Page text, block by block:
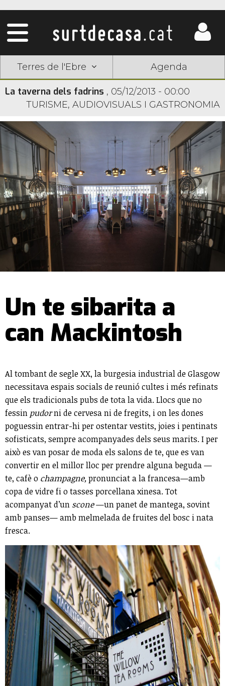
Terres de l'Ebre Agenda
La taverna dels fadrins , 05/12/2013 - 00:00
TURISME, AUDIOVISUALS I GASTRONOMIA
Un te sibarita a
can Mackintosh
Al tombant de segle XX, la burgesia industrial de Glasgow
necessitava espais socials de reunió cultes i més refinats
que els tradicionals pubs de tota la vida. Llocs que no
fessin pudorni de cervesa ni de fregits, i on les dones
poguessin entrar-hi per ostentar vestits, joies i pentinats
sofisticats, sempre acompanyades dels seus marits. I per
això es van posar de moda els salons de te, que es van
convertir en el millor lloc per prendre alguna beguda —
te, cafè o champagne,pronunciat a la francesa—amb
copa de vidre fi o tasses porcellana xinesa. Tot
acompanyat d’un scone—un panet de mantega, sovint
amb panses— amb melmelada de fruites del bosc i nata
fresca.